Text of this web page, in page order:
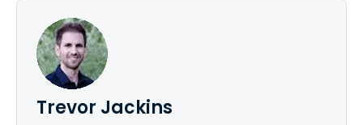
Trevor Jackins